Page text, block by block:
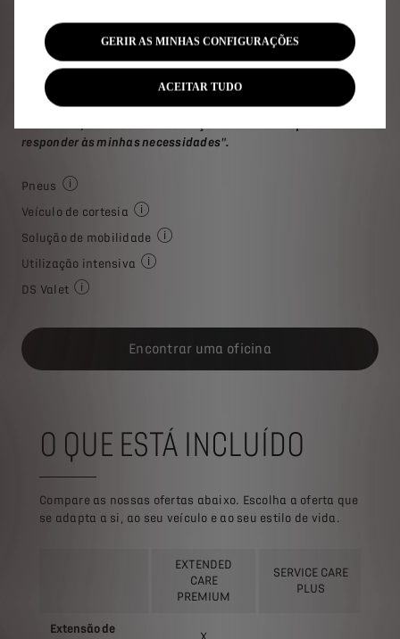
responder às minhas necessidades".
Pneus
Este serviço proporciona-lhe a substituição dos pneus da
Veículo de cortesia
Mobilidade: Em caso de avaria até (8d),
Solução de mobilidade
Várias soluções adaptadas a cada
Utilização intensiva
DS Valet
Encontrar uma oficina
O QUE ESTÁ INCLUÍDO
Compare as nossas ofertas abaixo. Escolha a oferta que
se adapta a si, ao seu veículo e ao seu estilo de vida.
EXTENDED
CARE
PREMIUM
SERVICE CARE
PLUS
Extensão de
GERIR AS MINHAS CONFIGURAÇÕES
ACEITAR TUDO